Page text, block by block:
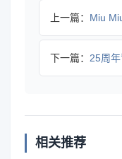
上一篇： Miu
下一篇： 25周年背
相关推荐